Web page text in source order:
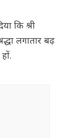
कि श्री
लगातार बढ़